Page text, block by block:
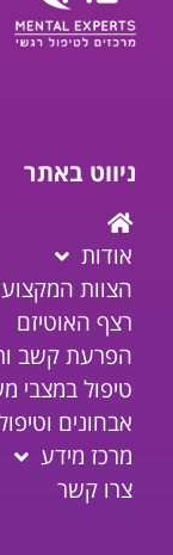
ניווט באתר
אודות
הצוות
רצף האוטיזם
הפרעת קשב
טיפול במצבי
אבחונים
מרכז מידע
צרו קשר